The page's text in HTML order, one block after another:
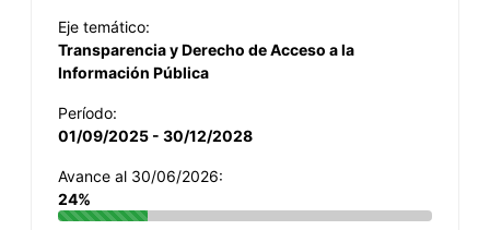
Eje temático:
Transparencia y Derecho de Acceso a la
Información Pública
Período:
01/09/2025 - 30/12/2028
Avance al 30/06/2026:
24%